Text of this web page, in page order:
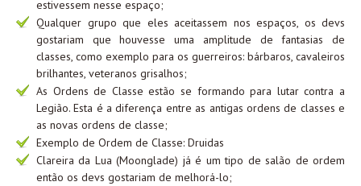
estivessem nesse espaço;
Qualquer grupo que eles aceitassem nos espaços, os devs
gostariam que houvesse uma amplitude de fantasias de
classes, como exemplo para os guerreiros: bárbaros, cavaleiros
brilhantes, veteranos grisalhos;
As Ordens de Classe estão se formando para lutar contra a
Legião. Esta é a diferença entre as antigas ordens de classes e
as novas ordens de classe;
Exemplo de Ordem de Classe: Druidas
Clareira da Lua (Moonglade) já é um tipo de salão de ordem
então os devs gostariam de melhorá-lo;